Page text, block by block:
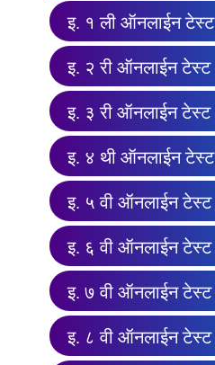
इ. १ ली ऑनलाईन टेस्ट
इ. २ री ऑनलाईन टेस्ट
इ. ३ री ऑनलाईन टेस्ट
इ. ४ थी ऑनलाईन टेस्ट
इ. ५ वी ऑनलाईन टेस्ट
इ. ६ वी ऑनलाईन टेस्ट
इ. ७ वी ऑनलाईन टेस्ट
इ. ८ वी ऑनलाईन टेस्ट